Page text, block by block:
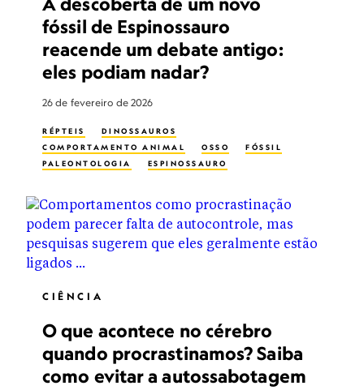
fóssil de Espinossauro
reacende um debate antigo:
eles podiam nadar?
26 de fevereiro de 2026
RÉPTEIS
DINOSSAUROS
COMPORTAMENTO ANIMAL
OSSO
FÓSSIL
PALEONTOLOGIA
ESPINOSSAURO
CIÊNCIA
O que acontece no cérebro
quando procrastinamos? Saiba
como evitar a autossabotagem